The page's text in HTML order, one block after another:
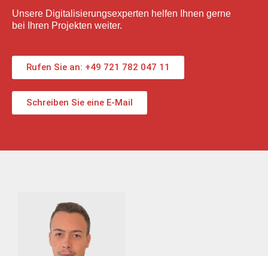
Unsere Digitalisierungsexperten helfen Ihnen gerne
bei Ihren Projekten weiter.
Rufen Sie an: +49 721 782 047 11
Schreiben Sie eine E-Mail